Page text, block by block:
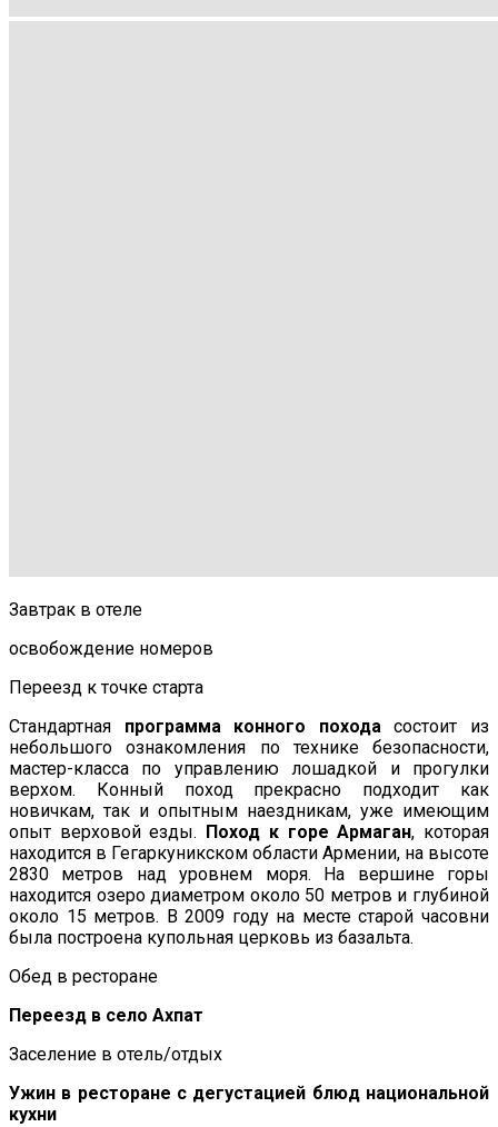
Завтрак в отеле
освобождение номеров
Переезд к точке старта
Стандартная программа конного похода состоит из
небольшого ознакомления по технике безопасности,
мастер-класса по управлению лошадкой и прогулки
верхом. Конный поход прекрасно подходит как
новичкам, так и опытным наездникам, уже имеющим
опыт верховой езды. Поход к горе Армаган, которая
находится в Гегаркуникском области Армении, на высоте
2830 метров над уровнем моря. На вершине горы
находится озеро диаметром около 50 метров и глубиной
около 15 метров. В 2009 году на месте старой часовни
была построена купольная церковь из базальта.
Обед в ресторане
Переезд в село Ахпат
Заселение в отель/отдых
Ужин в ресторане с дегустацией блюд национальной
кухни